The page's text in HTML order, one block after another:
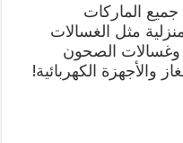
الماركات
مثل الغسالات
وغسالات الصحون
والأجهزة الكهربائية!